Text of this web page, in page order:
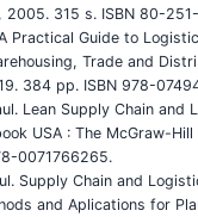
2005. 315 s. ISBN 80-
Practical Guide to
Trade and
384 pp. ISBN 978-
Lean Supply Chain and
USA : The McGraw-
0071766265.
Supply Chain and
and Aplications for